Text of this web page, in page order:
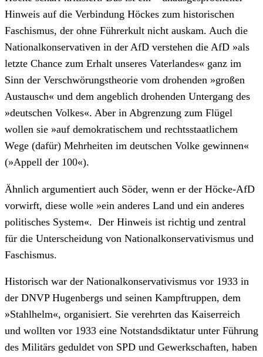
Hinweis auf die Verbindung Höckes zum historischen
Faschismus, der ohne Führerkult nicht auskam. Auch die
Nationalkonservativen in der AfD verstehen die AfD »als
letzte Chance zum Erhalt unseres Vaterlandes« ganz im
Sinn der Verschwörungstheorie vom drohenden »großen
Austausch« und dem angeblich drohenden Untergang des
»deutschen Volkes«. Aber in Abgrenzung zum Flügel
wollen sie »auf demokratischem und rechtsstaatlichem
Wege (dafür) Mehrheiten im deutschen Volke gewinnen«
(»Appell der 100«).
Ähnlich argumentiert auch Söder, wenn er der Höcke-AfD
vorwirft, diese wolle »ein anderes Land und ein anderes
politisches System«. Der Hinweis ist richtig und zentral
für die Unterscheidung von Nationalkonservativismus und
Faschismus.
Historisch war der Nationalkonservativismus vor 1933 in
der DNVP Hugenbergs und seinen Kampftruppen, dem
»Stahlhelm«, organisiert. Sie verehrten das Kaiserreich
und wollten vor 1933 eine Notstandsdiktatur unter Führung
des Militärs geduldet von SPD und Gewerkschaften, haben